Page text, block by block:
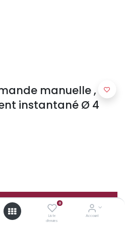
0
Liste
d'envies
Account
manuelle ,
instantané Ø 4
au panier